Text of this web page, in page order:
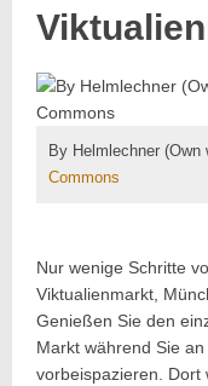
By Helmlechner (Own
Commons
Nur wenige Schritte
Viktualienmarkt,
Genießen Sie den
Markt während Sie
vorbeispazieren. Dort